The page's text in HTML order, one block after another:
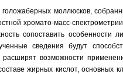
моллюсков,
хромато-масс-
сопоставить особенности
сведения будут
возможности
жирных кислот, основных